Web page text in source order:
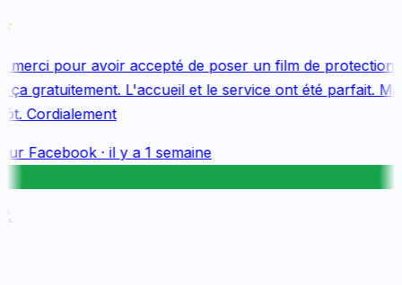
pour avoir accepté de poser un film de protection
gratuitement. L'accueil et le service ont été parfait.
Cordialement
Facebook· il y a 1 semaine